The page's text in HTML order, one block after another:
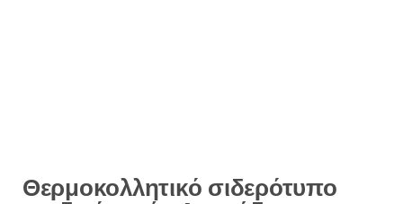
Θερμοκολλητικό σιδερότυπο